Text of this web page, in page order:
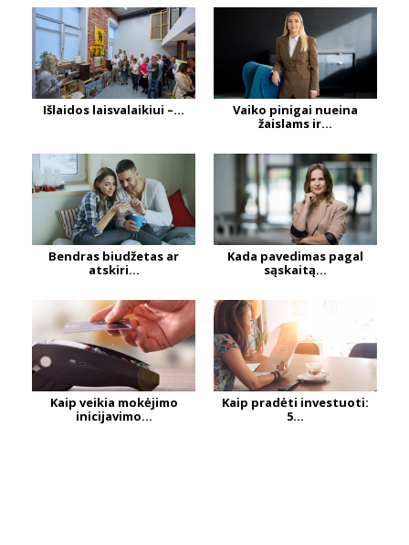
Išlaidos laisvalaikiui –...
Vaiko pinigai nueina
žaislams ir...
Bendras biudžetas ar
atskiri...
Kada pavedimas pagal
sąskaitą...
Kaip veikia mokėjimo
inicijavimo...
Kaip pradėti investuoti:
5...